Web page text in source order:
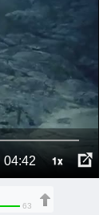
04:42 1x
63